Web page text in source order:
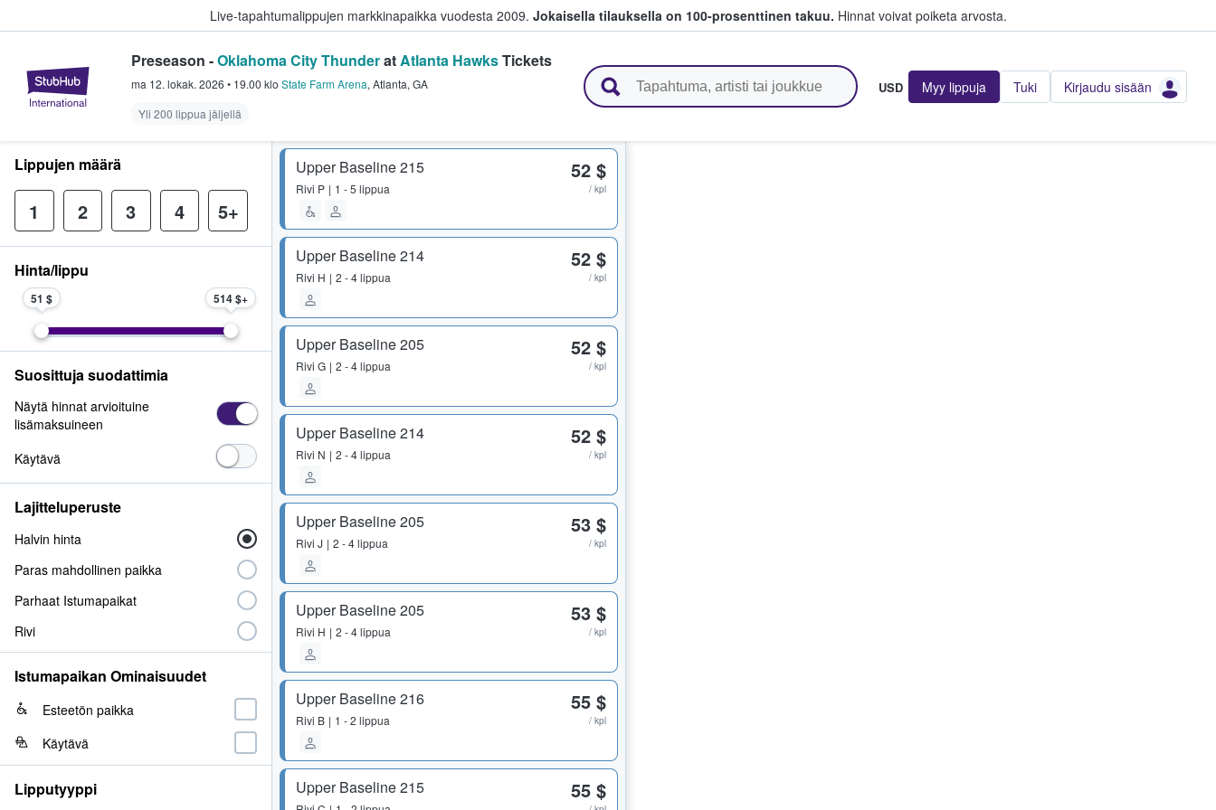
Live-tapahtumalippujen markkinapaikka vuodesta 2009. Jokaisella tilauksella on 100-prosenttinen takuu. Hinnat voivat poiketa arvosta.
StubHub - missä fanit ostavat ja myyvät lippuja
Preseason -Oklahoma City ThunderatAtlanta HawksTickets
ma 12. lokak. 2026 • 19.00 klo State Farm Arena, Atlanta, GA
Yli 200 lippua jäljellä
USD Myy lippuja Tuki Kirjaudu sisään
Upper Baseline 215
Rivi P 1 - 5 lippua
52 $
/ kpl
Upper Baseline 214
Rivi H 2 - 4 lippua
52 $
/ kpl
Upper Baseline 205
Rivi G 2 - 4 lippua
52 $
/ kpl
Upper Baseline 214
Rivi N 2 - 4 lippua
52 $
/ kpl
Upper Baseline 205
Rivi J 2 - 4 lippua
53 $
/ kpl
Upper Baseline 205
Rivi H 2 - 4 lippua
53 $
/ kpl
Upper Baseline 216
Rivi B 1 - 2 lippua
55 $
/ kpl
Upper Baseline 215 55 $
Lippujen määrä
1 2 3 4 5+
Hinta/lippu
51 $ 514 $
Suosittuja suodattimia
Näytä hinnat arvioituine
lisämaksuineen
Käytävä
Lajitteluperuste
Halvin hinta
Paras mahdollinen paikka
Parhaat Istumapaikat
Rivi
Istumapaikan Ominaisuudet
Esteetön paikka
Käytävä
Lipputyyppi